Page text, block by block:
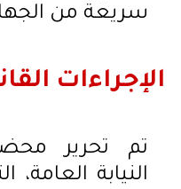
سريعة من
الإجراءات
تم تحرير
النيابة